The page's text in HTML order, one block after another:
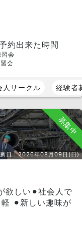
約出来た時間
会
会
人サークル 経験者
募集中
日：2026年08月09日(日)
欲しい⚫︎社会人で
⚫︎新しい趣味が